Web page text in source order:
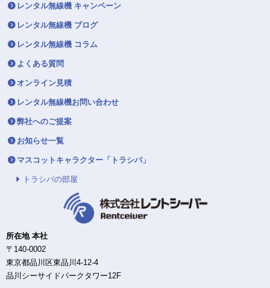
レンタル無線機 キャンペーン
レンタル無線機 ブログ
レンタル無線機 コラム
よくある質問
オンライン見積
レンタル無線機お問い合わせ
弊社へのご提案
お知らせ一覧
マスコットキャラクター「トラシバ」
トラシバの部屋
所在地 本社
〒140-0002
東京都品川区東品川4-12-4
品川シーサイドパークタワー12F